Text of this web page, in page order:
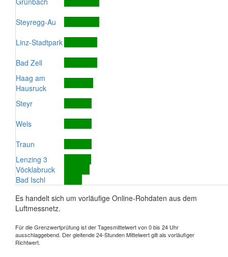
Steyregg-Au
Linz-Stadtpark
Bad Zell
Haag am
Hausruck
Steyr
Wels
Traun
Lenzing 3
Vöcklabruck
Bad Ischl
Es handelt sich um vorläufige Online-Rohdaten aus dem
Luftmessnetz.
Für die Grenzwertprüfung ist der Tagesmittelwert von 0 bis 24 Uhr
ausschlaggebend. Der gleitende 24-Stunden Mittelwert gilt als vorläufiger
Richtwert.